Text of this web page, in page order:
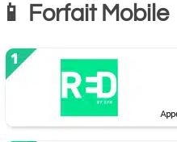
📱 Forfait Mobile